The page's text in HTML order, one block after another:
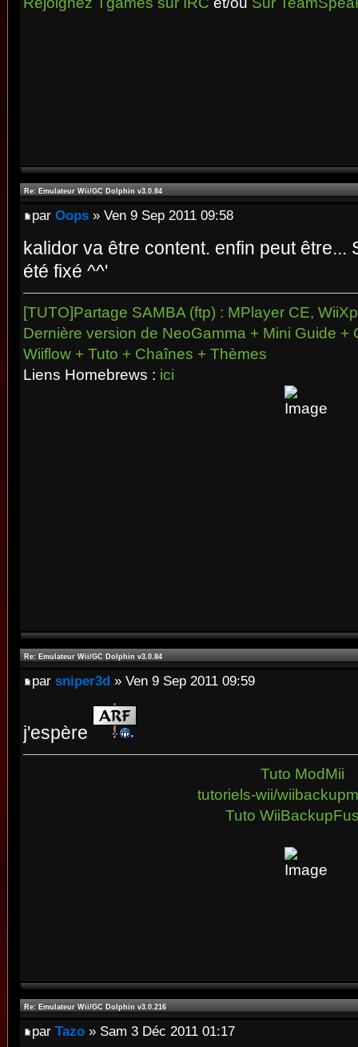
Re: Emulateur Wii/GC Dolphin v3.0.84
par Oops » Ven 9 Sep 2011 09:58
kalidor va être content. enfin peut être...
été fixé ^^'
[TUTO]Partage SAMBA (ftp) : MPlayer CE,
Dernière version de NeoGamma + Mini Guide +
Wiiflow + Tuto + Chaînes + Thèmes
Liens Homebrews : ici
Re: Emulateur Wii/GC Dolphin v3.0.84
par sniper3d » Ven 9 Sep 2011 09:59
j'espère
Tuto ModMii
tutoriels-wii/
Tuto
Re: Emulateur Wii/GC Dolphin v3.0.216
par Tazo » Sam 3 Déc 2011 01:17